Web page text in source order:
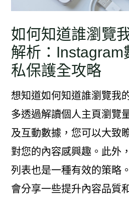
如何知道誰瀏覽
解析：Instagram
私保護全攻略
想知道如何知道誰瀏覽我
多透過解讀個人主頁瀏覽
及互動數據，您可以大致
對您的內容感興趣。此外
列表也是一種有效的策略
會分享一些提升內容品質